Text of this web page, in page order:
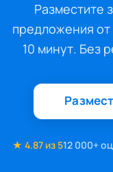
Разместите
предложения от
10 минут. Без
★ 4.87 из 512 000+